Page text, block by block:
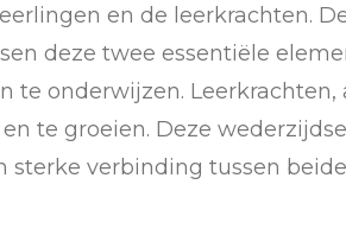
en de leerkrachten.
deze twee essentiële
te onderwijzen.
te groeien. Deze
sterke verbinding tussen